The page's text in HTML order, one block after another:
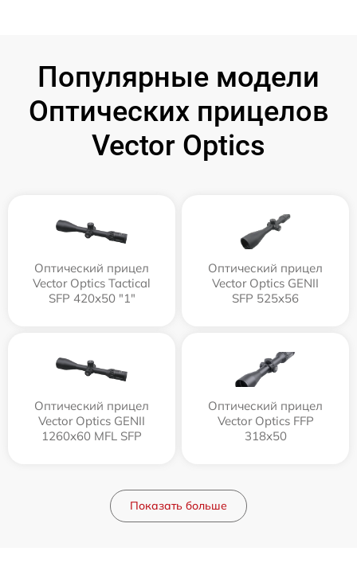
Популярные модели
Оптических прицелов
Vector Optics
Оптический прицел
Vector Optics Tactical
SFP 420x50 "1"
Оптический прицел
Vector Optics GENII
SFP 525x56
Оптический прицел
Vector Optics GENII
1260x60 MFL SFP
Оптический прицел
Vector Optics FFP
318x50
Показать больше